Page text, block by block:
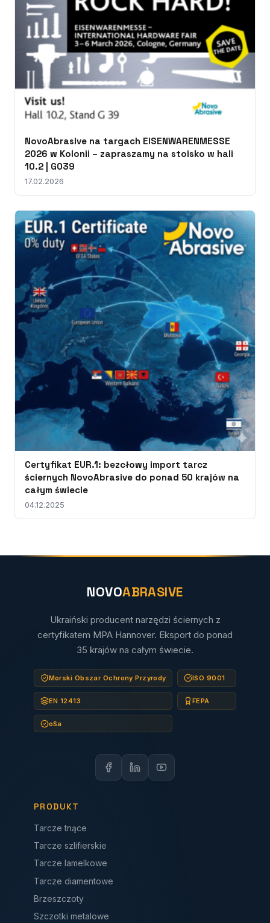
NovoAbrasive na targach EISENWARENMESSE
2026 w Kolonii – zapraszamy na stoisko w hali
10.2 | G039
17.02.2026
Certyfikat EUR.1: bezcłowy import tarcz
ściernych NovoAbrasive do ponad 50 krajów na
całym świecie
04.12.2025
NOVOABRASIVE
Ukraiński producent narzędzi ściernych z
certyfikatem MPA Hannover. Eksport do ponad
35 krajów na całym świecie.
Morski Obszar Ochrony Przyrody ISO 9001
EN 12413 FEPA
oSa
PRODUKT
Tarcze tnące
Tarcze szlifierskie
Tarcze lamelkowe
Tarcze diamentowe
Brzeszczoty
Szczotki metalowe